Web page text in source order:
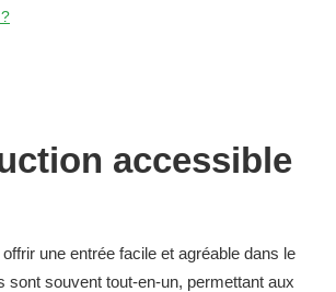
accessible
une entrée facile et agréable dans le
souvent tout-en-un, permettant aux